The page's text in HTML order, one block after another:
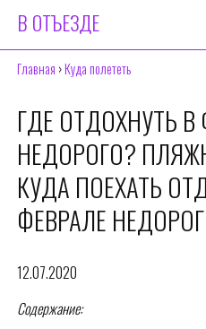
В ОТЪЕЗДЕ
Главная ›Куда полететь
ГДЕ ОТДОХНУТЬ В
НЕДОРОГО?
КУДА ПОЕХАТЬ
ФЕВРАЛЕ
12.07.2020
Содержание: